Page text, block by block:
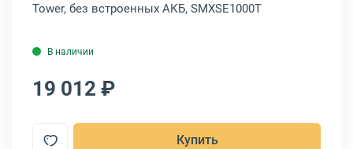
Tower, без встроенных АКБ, SMXSE1000T
В наличии
19 012 ₽
Купить